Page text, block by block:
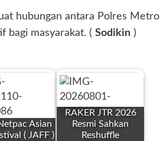
hubungan antara Polres Metro
bagi masyarakat. ( Sodikin )
Asian
( JAFF )
RAKER JTR 2026
Resmi Sahkan
Reshuffle